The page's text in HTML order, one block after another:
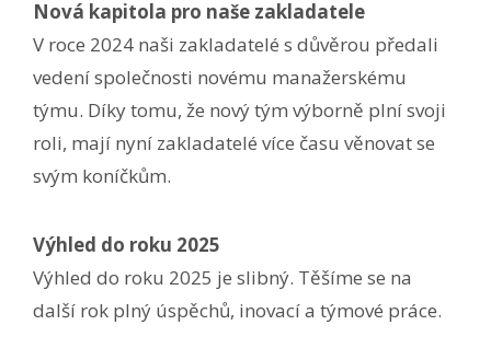
Nová kapitola pro naše zakladatele
V roce 2024 naši zakladatelé s důvěrou předali
vedení společnosti novému manažerskému
týmu. Díky tomu, že nový tým výborně plní svoji
roli, mají nyní zakladatelé více času věnovat se
svým koníčkům.
Výhled do roku 2025
Výhled do roku 2025 je slibný. Těšíme se na
další rok plný úspěchů, inovací a týmové práce.